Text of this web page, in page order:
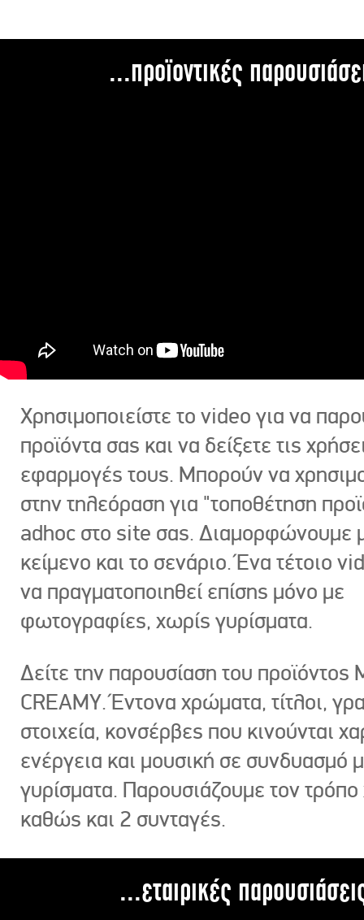
...προϊοντικές
Χρησιμοποιείστε το video για να
προϊόντα σας και να δείξετε τις
εφαρμογές τους. Μπορούν να
στην τηλεόραση για "τοποθέτηση
adhoc στο site σας. Διαμορφώνουμε
κείμενο και το σενάριο. Ένα τέτοιο
να πραγματοποιηθεί επίσης μόνο με
φωτογραφίες, χωρίς γυρίσματα.
Δείτε την παρουσίαση του προϊόντος
CREAMY. Έντονα χρώματα, τίτλοι,
στοιχεία, κονσέρβες που κινούνται
ενέργεια και μουσική σε συνδυασμό
γυρίσματα. Παρουσιάζουμε τον
καθώς και 2 συνταγές.
...εταιρικές